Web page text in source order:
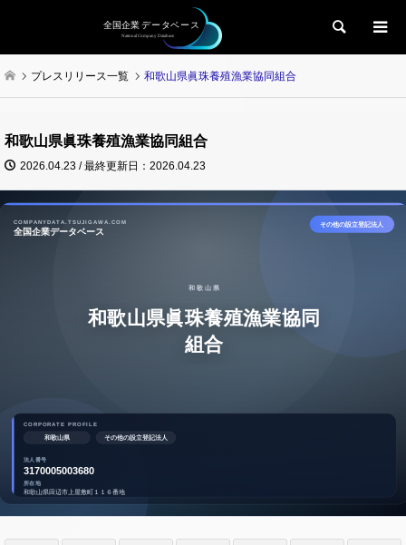
検索
プレスリリース一覧 和歌山県眞珠養殖漁業協同組合
和歌山県眞珠養殖漁業協同組合
2026.04.23 / 最終更新日：2026.04.23